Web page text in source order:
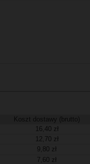
Koszt dostawy (brutto)
16,40 zł
12,70 zł
9,80 zł
7,60 zł